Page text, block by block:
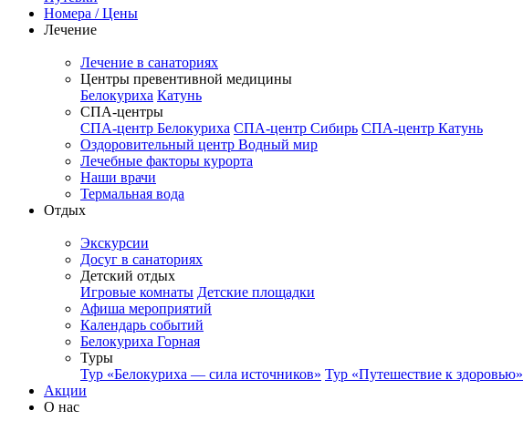
Номера / Цены
Лечение
Лечение в санаториях
Центры превентивной медицины
Белокуриха Катунь
СПА-центры
СПА-центр Белокуриха СПА-центр Сибирь СПА-центр Катунь
Оздоровительный центр Водный мир
Лечебные факторы курорта
Наши врачи
Термальная вода
Отдых
Экскурсии
Досуг в санаториях
Детский отдых
Игровые комнаты Детские площадки
Афиша мероприятий
Календарь событий
Белокуриха Горная
Туры
Тур «Белокуриха — сила источников» Тур «Путешествие к здоровью»
Акции
О нас